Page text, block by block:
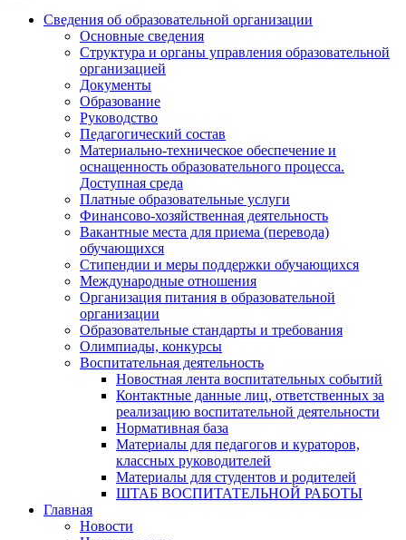
Сведения об образовательной организации
Основные сведения
Структура и органы управления образовательной
организацией
Документы
Образование
Руководство
Педагогический состав
Материально-техническое обеспечение и
оснащенность образовательного процесса.
Доступная среда
Платные образовательные услуги
Финансово-хозяйственная деятельность
Вакантные места для приема (перевода)
обучающихся
Стипендии и меры поддержки обучающихся
Международные отношения
Организация питания в образовательной
организации
Образовательные стандарты и требования
Олимпиады, конкурсы
Воспитательная деятельность
Новостная лента воспитательных событий
Контактные данные лиц, ответственных за
реализацию воспитательной деятельности
Нормативная база
Материалы для педагогов и кураторов,
классных руководителей
Материалы для студентов и родителей
ШТАБ ВОСПИТАТЕЛЬНОЙ РАБОТЫ
Главная
Новости